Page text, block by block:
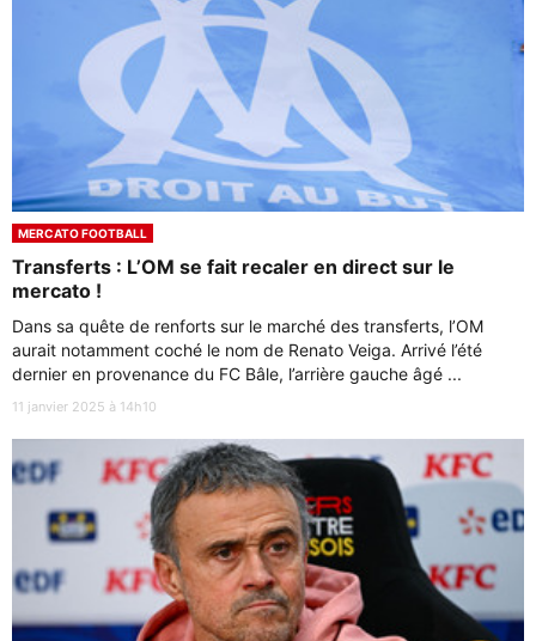
MERCATO FOOTBALL
Transferts : L’OM se fait recaler en direct sur le
mercato !
Dans sa quête de renforts sur le marché des transferts, l’OM
aurait notamment coché le nom de Renato Veiga. Arrivé l’été
dernier en provenance du FC Bâle, l’arrière gauche âgé ...
11 janvier 2025 à 14h10